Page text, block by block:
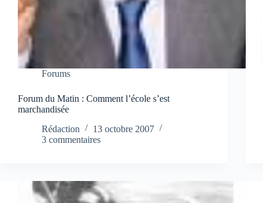
Forums
Forum du Matin : Comment l’école s’est
marchandisée
Rédaction
13 octobre 2007
3 commentaires